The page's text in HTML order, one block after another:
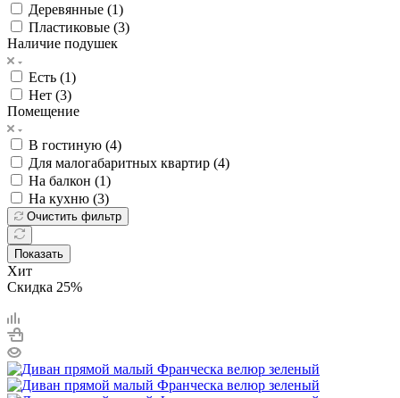
Деревянные (1)
Пластиковые (3)
Наличие подушек
Есть (1)
Нет (3)
Помещение
В гостиную (4)
Для малогабаритных квартир (4)
На балкон (1)
На кухню (3)
Очистить фильтр
Показать
Хит
Скидка 25%